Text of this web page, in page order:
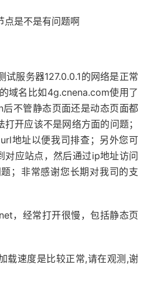
点是不是有问题啊
试服务器127.0.0.1的网络是正常
域名比如4g.cnena.com使用了
不管静态页面还是动态页面都
开应该不是网络方面的问题；
地址以便我司排查；另外您可
对应站点，然后通过ip地址访问
；非常感谢您长期对我司的支
，经常打开很慢，包括静态页
载速度是比较正常,请在观测,谢